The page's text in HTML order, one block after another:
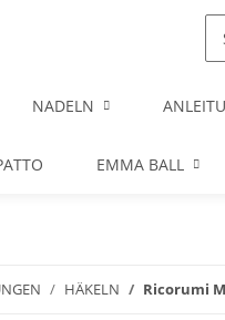
NADELN
EMMA BALL
HÄKELN Ricorumi